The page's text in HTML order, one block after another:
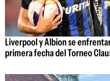
Liverpool y Albion se
primera fecha del Torneo